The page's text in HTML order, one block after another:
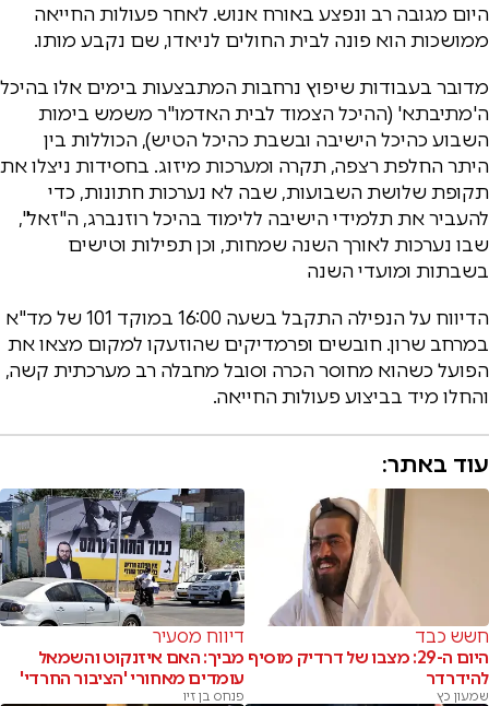
היום מגובה רב ונפצע באורח אנוש. לאחר פעולות החייאה
ממושכות הוא פונה לבית החולים לניאדו, שם נקבע מותו.
מדובר בעבודות שיפוץ נרחבות המתבצעות בימים אלו בהיכל
ה'מתיבתא' (ההיכל הצמוד לבית האדמו"ר משמש בימות
השבוע כהיכל הישיבה ובשבת כהיכל הטיש), הכוללות בין
היתר החלפת רצפה, תקרה ומערכות מיזוג. בחסידות ניצלו את
תקופת שלושת השבועות, שבה לא נערכות חתונות, כדי
להעביר את תלמידי הישיבה ללימוד בהיכל רוזנברג, ה"זאל",
שבו נערכות לאורך השנה שמחות, וכן תפילות וטישים
בשבתות ומועדי השנה
הדיווח על הנפילה התקבל בשעה 16:00 במוקד 101 של מד"א
במרחב שרון. חובשים ופרמדיקים שהוזעקו למקום מצאו את
הפועל כשהוא מחוסר הכרה וסובל מחבלה רב מערכתית קשה,
והחלו מיד בביצוע פעולות החייאה.
עוד באתר:
חשש כבד
היום ה-29: מצבו של דרדיק מוסיף
להידרדר
שמעון כץ
דיווח מסעיר
מביך: האם איזנקוט והשמאל
עומדים מאחורי 'הציבור החרדי'
פנחס בן זיו